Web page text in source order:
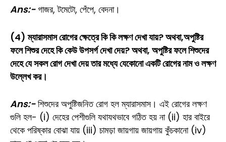
Ans:-গাজর, টমেটো, পেঁপে, বেদনা।
(4) ম্যারাসমাস রোগের ক্ষেত্রে কি কি লক্ষণ দেখা যায়? অথবা,অপুষ্টির
ফলে শিশুর দেহে কি কেউ উপসর্গ দেখা দেয়? অথবা, অপুষ্টির ফলে শিশুদের
দেহে যে সকল রোগ দেখা দেয় তার মধ্যে যেকোনো একটি রোগের নাম ও লক্ষণ
উল্লেখ কর।
Ans:-শিশুদের অপুষ্টিজনিত রোগ হল ম্যারাসমাস। এই রোগের লক্ষণ
গুলি হল- (i) দেহের পেশীগুলি যথাযথভাবে গঠিত হয় না (ii) হার বাইরে
থেকে পরিষ্কার বোঝা যায় (iii) চামড়া জায়গায় জায়গায় কুঁচকানো (iv)